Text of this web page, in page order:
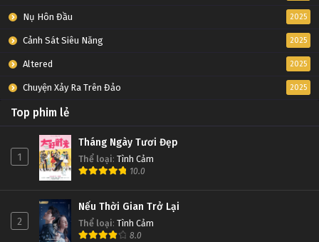
Nụ Hôn Đầu 2025
Cảnh Sát Siêu Năng 2025
Altered 2025
Chuyện Xảy Ra Trên Đảo 2025
Top phim lẻ
1
Tháng Ngày Tươi Đẹp
Thể loại: Tình Cảm
10.0
2
Nếu Thời Gian Trở Lại
Thể loại: Tình Cảm
8.0